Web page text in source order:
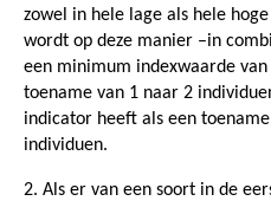
zowel in hele lage als hele
wordt op deze manier –in
een minimum indexwaarde
toename van 1 naar 2
indicator heeft als een
individuen.
2. Als er van een soort in de